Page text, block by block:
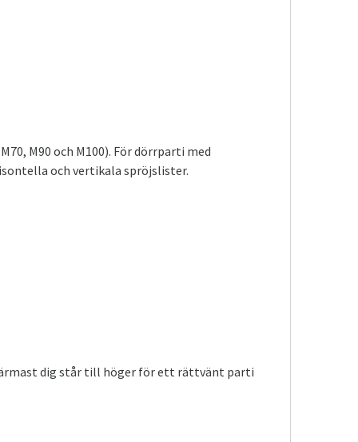
M90 och M100). För dörrparti med
och vertikala spröjslister.
dig står till höger för ett rättvänt parti